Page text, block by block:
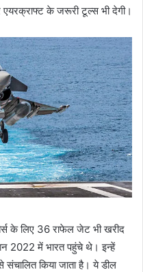
एयरक्राफ्ट के जरूरी टूल्स भी देगी।
के लिए 36 राफेल जेट भी खरीद
2022 में भारत पहुंचे थे। इन्हें
संचालित किया जाता है। ये डील